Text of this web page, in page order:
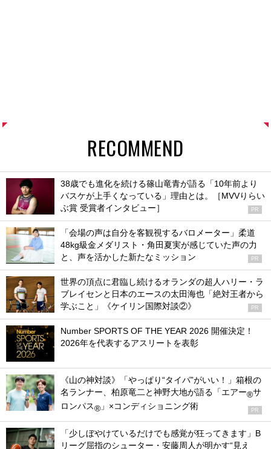
RECOMMEND
38歳でも進化を続ける篠山竜青が語る「10年前より
バスケが上手くなっている」理由とは。［MVVりらい
ぶ賞 受賞者インタビュー］
PR
「会場の声は自分を客観視するバロメーター」柔道
48kg級金メダリスト・角田夏実が感じていた声の力
と、声を活かした新たなミッション
PR
世界の頂点に君臨し続けるオランダの超人ハリー・ラ
ブレイセンと日本のエースの太田海也「絶対王者から
学ぶこと」《ケイリン国際対談②》
PR
Number SPORTS OF THE YEAR 2026 開催決定！
2026年を代表するアスリートを表彰
《山の神対談》「やっぱり“タイパ”がいい！」箱根の
名ランナー、柏原竜二と神野大地が語る「エアー®サ
ロンパス® 」×コンディショニング術 PR
「少しぼやけているだけでも感覚が狂ってきます」B
リーグ屈指のシューター・安藤周人が明かす“見え